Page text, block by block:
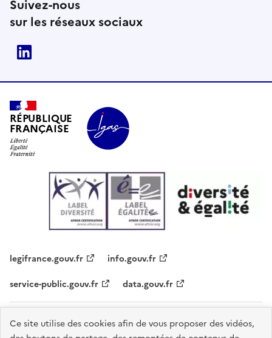
Ce site utilise des cookies afin de vous proposer des vidéos,
Suivez-nous
sur les réseaux sociaux
RÉPUBLIQUE
FRANÇAISE
legifrance.gouv.fr
info.gouv.fr
service-public.gouv.fr
data.gouv.fr
Plan du site Contacts
Accessibilité - partiellement conforme